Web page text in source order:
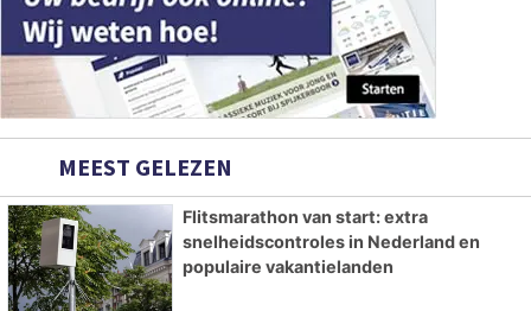
MEEST GELEZEN
Flitsmarathon van start: extra
snelheidscontroles in Nederland en
populaire vakantielanden